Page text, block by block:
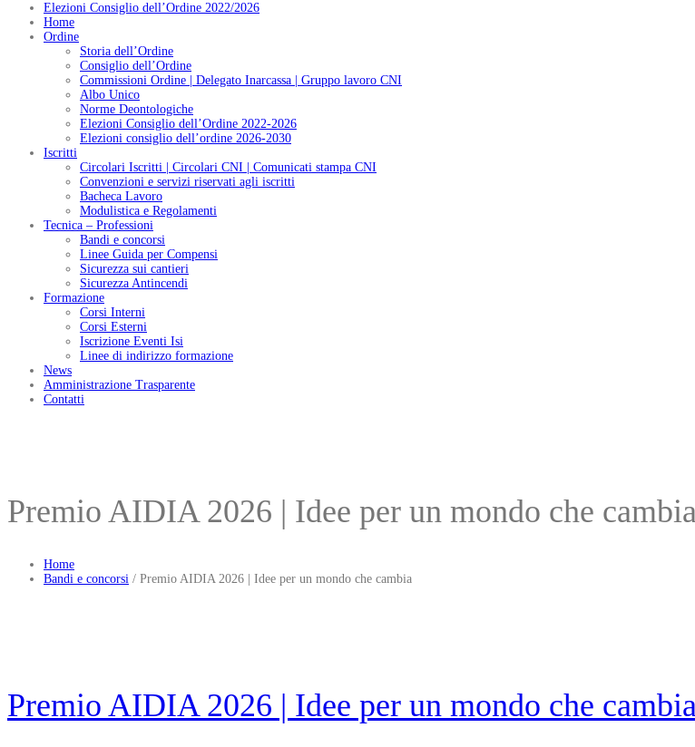
Elezioni Consiglio dell’Ordine 2022/2026
Home
Ordine
Storia dell’Ordine
Consiglio dell’Ordine
Commissioni Ordine | Delegato Inarcassa | Gruppo lavoro CNI
Albo Unico
Norme Deontologiche
Elezioni Consiglio dell’Ordine 2022-2026
Elezioni consiglio dell’ordine 2026-2030
Iscritti
Circolari Iscritti | Circolari CNI | Comunicati stampa CNI
Convenzioni e servizi riservati agli iscritti
Bacheca Lavoro
Modulistica e Regolamenti
Tecnica – Professioni
Bandi e concorsi
Linee Guida per Compensi
Sicurezza sui cantieri
Sicurezza Antincendi
Formazione
Corsi Interni
Corsi Esterni
Iscrizione Eventi Isi
Linee di indirizzo formazione
News
Amministrazione Trasparente
Contatti
Premio AIDIA 2026 | Idee per un mondo che
Home
Bandi e concorsi / Premio AIDIA 2026 | Idee per un mondo che cambia
Premio AIDIA 2026 | Idee per un mondo che cambia